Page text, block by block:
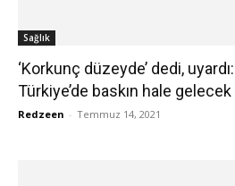
Sağlık
‘Korkunç düzeyde’ dedi,
Türkiye’de baskın hale gelecek
Redzeen - Temmuz 14, 2021